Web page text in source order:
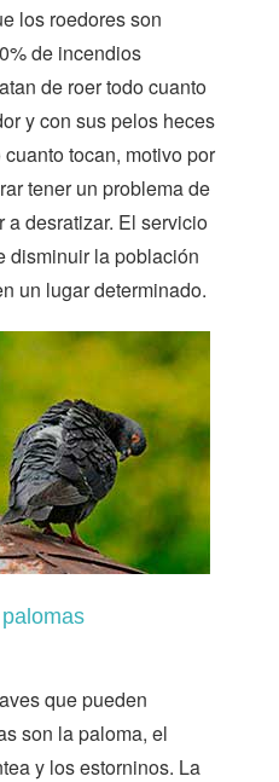
los roedores son
de incendios
de roer todo cuanto
y con sus pelos heces
tocan, motivo por
tener un problema de
a desratizar. El servicio
disminuir la población
un lugar determinado.
que pueden
son la paloma, el
y los estorninos. La